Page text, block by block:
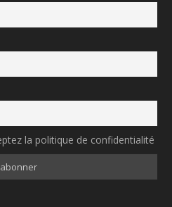
la politique de confidentialité